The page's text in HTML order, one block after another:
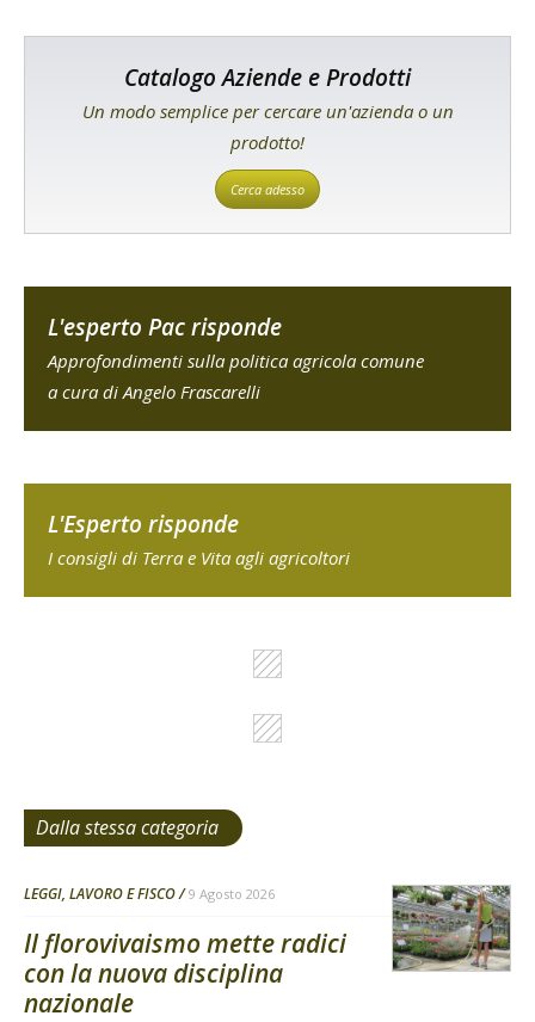
Catalogo Aziende e Prodotti
Un modo semplice per cercare un'azienda o un
prodotto!
Cerca adesso
L'esperto Pac risponde
Approfondimenti sulla politica agricola comune
a cura di Angelo Frascarelli
L'Esperto risponde
I consigli di Terra e Vita agli agricoltori
Dalla stessa categoria
LEGGI, LAVORO E FISCO 9 Agosto 2026
Il florovivaismo mette radici
con la nuova disciplina
nazionale